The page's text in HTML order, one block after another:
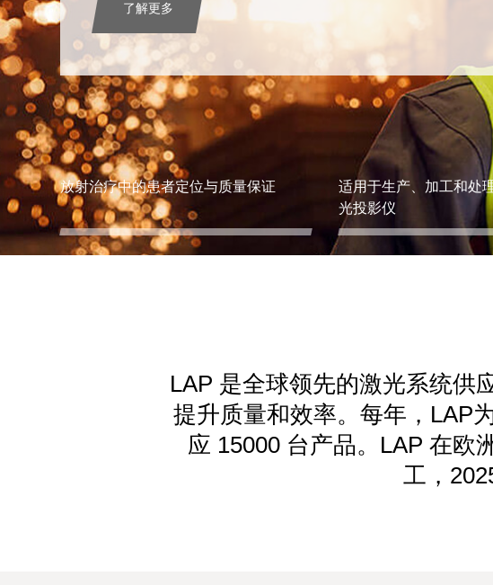
了解更多
放射治疗中的患者定位与质量保证
适用于生产、加工和处
光投影仪
LAP 是全球领先的激光系统供
提升质量和效率。每年，LAP
应 15000 台产品。LAP 在欧
工，